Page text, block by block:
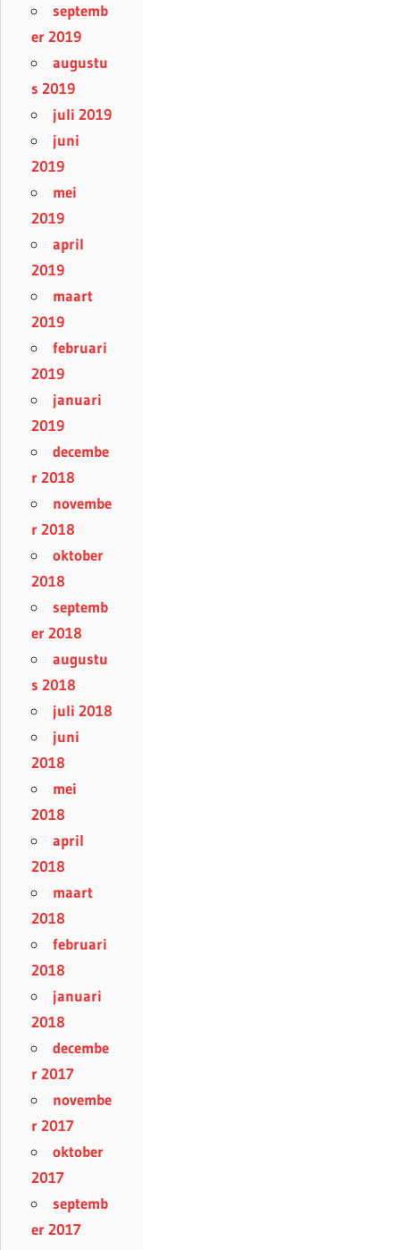
septemb
er 2019
augustu
s 2019
juli 2019
juni
2019
mei
2019
april
2019
maart
2019
februari
2019
januari
2019
decembe
r 2018
novembe
r 2018
oktober
2018
septemb
er 2018
augustu
s 2018
juli 2018
juni
2018
mei
2018
april
2018
maart
2018
februari
2018
januari
2018
decembe
r 2017
novembe
r 2017
oktober
2017
septemb
er 2017